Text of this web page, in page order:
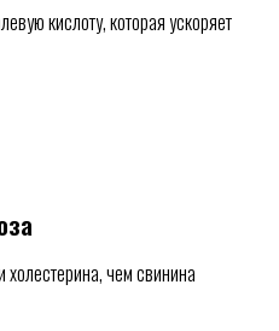
кислоту, которая ускоряет
чем свинина